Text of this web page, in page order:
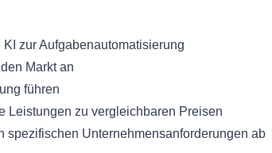
zur Aufgabenautomatisierung
Markt an
führen
Leistungen zu vergleichbaren Preisen
spezifischen Unternehmensanforderungen ab